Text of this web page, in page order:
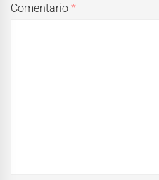
Comentario*